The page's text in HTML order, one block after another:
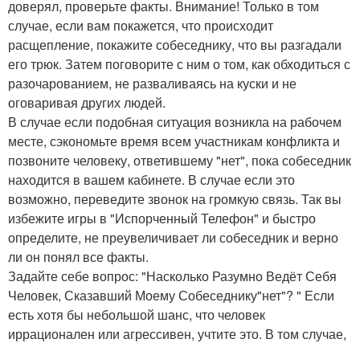
доверял, проверьте факты. Внимание! Только в том
случае, если вам покажется, что происходит
расщепление, покажите собеседнику, что вы разгадали
его трюк. Затем поговорите с ним о том, как обходиться с
разочарованием, не разваливаясь на куски и не
оговаривая других людей.
В случае если подобная ситуация возникла на рабочем
месте, сэкономьте время всем участникам конфликта и
позвоните человеку, ответившему "нет", пока собеседник
находится в вашем кабинете. В случае если это
возможно, переведите звонок на громкую связь. Так вы
избежите игры в "Испорченный Телефон" и быстро
определите, не преувеличивает ли собеседник и верно
ли он понял все факты.
Задайте себе вопрос: "Насколько Разумно Ведёт Себя
Человек, Сказавший Моему Собеседнику"нет"? " Если
есть хотя бы небольшой шанс, что человек
иррационален или агрессивен, учтите это. В том случае,